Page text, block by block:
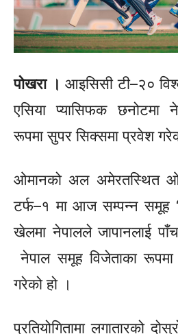
पोखरा । आइसिसी टी–२०
एसियाप्यासिफकछनोटमा
रूपमा सुपरसिक्समाप्रवेश
ओमानको अल अमेरतस्थित
टर्फ–१ मा आज सम्पन्न समूह
खेलमा नेपालले जापानलाई
नेपाल समूह विजेताका
गरेको हो ।
प्रतियोगितामा लगातारको